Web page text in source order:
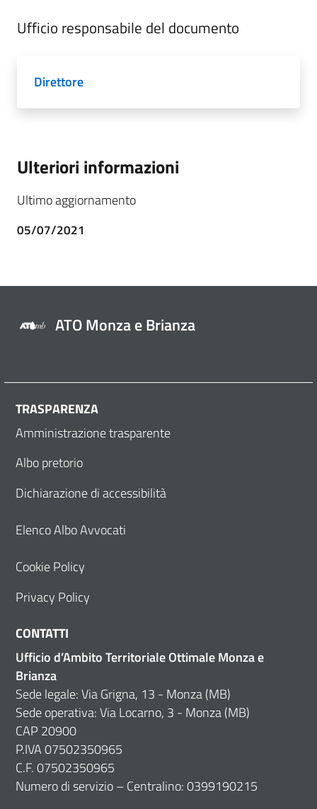
Ufficio responsabile del documento
Direttore
Ulteriori informazioni
Ultimo aggiornamento
05/07/2021
ATO Monza e Brianza
TRASPARENZA
Amministrazione trasparente
Albo pretorio
Dichiarazione di accessibilità
Elenco Albo Avvocati
Cookie Policy
Privacy Policy
CONTATTI
Ufficio d’Ambito Territoriale Ottimale Monza e
Brianza
Sede legale: Via Grigna, 13 - Monza (MB)
Sede operativa: Via Locarno, 3 - Monza (MB)
CAP 20900
P.IVA 07502350965
C.F. 07502350965
Numero di servizio – Centralino: 0399190215